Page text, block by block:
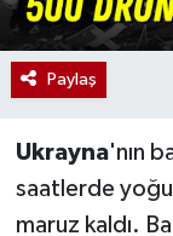
Paylaş
Ukrayna'nın
saatlerde
maruz kaldı.